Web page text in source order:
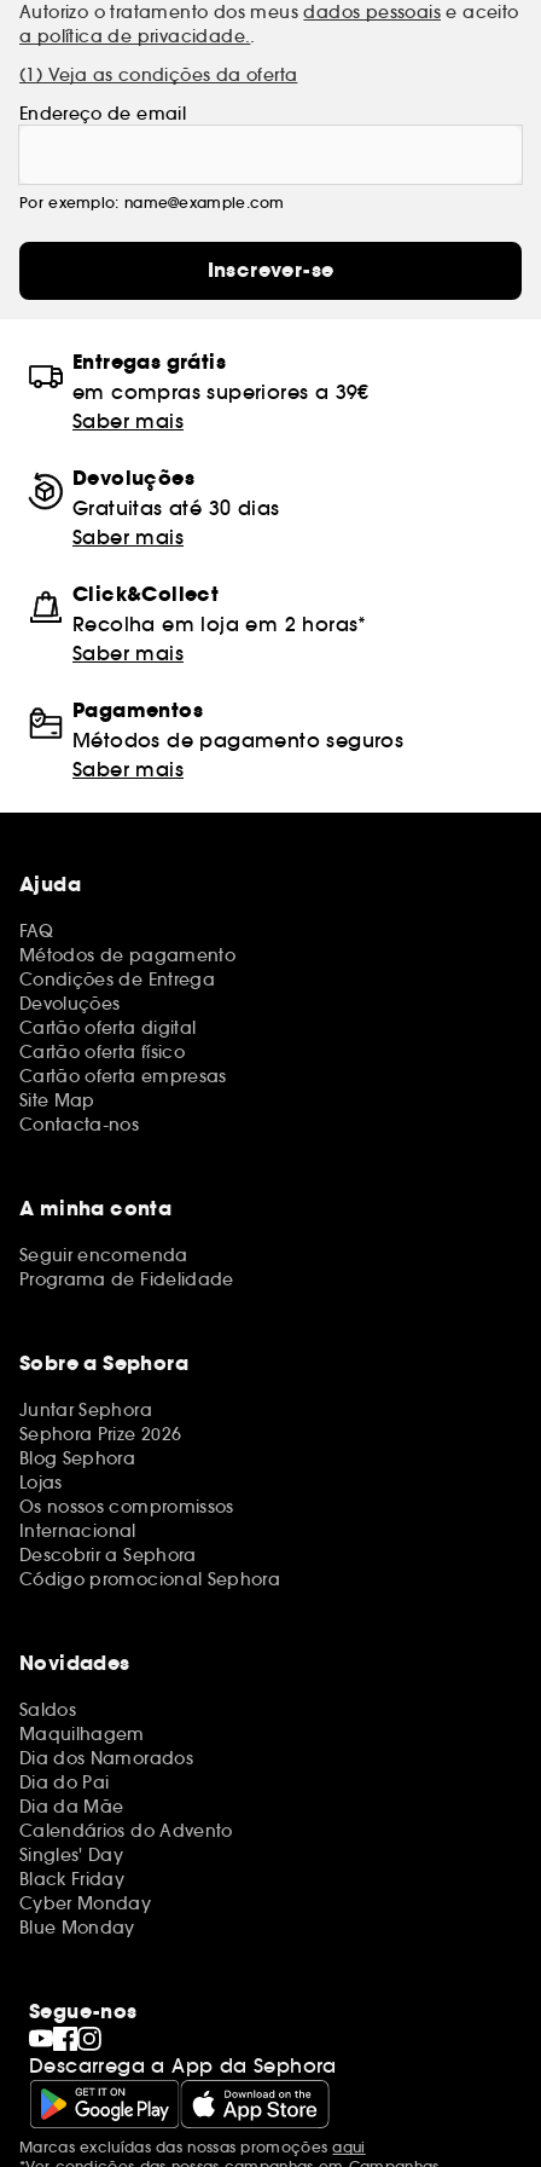
Autorizo o tratamento dos meusdados pessoais e aceito
a política de privacidade..
(1) Veja as condições da oferta
Endereço de email
Por exemplo: name@example.com
Inscrever-se
Entregas grátis
em compras superiores a 39€
Saber mais
Devoluções
Gratuitas até 30 dias
Saber mais
Click&Collect
Recolha em loja em 2 horas*
Saber mais
Pagamentos
Métodos de pagamento seguros
Saber mais
Ajuda
FAQ
Métodos de pagamento
Condições de Entrega
Devoluções
Cartão oferta digital
Cartão oferta físico
Cartão oferta empresas
Site Map
Contacta-nos
A minha conta
Seguir encomenda
Programa de Fidelidade
Sobre a Sephora
Juntar Sephora
Sephora Prize 2026
Blog Sephora
Lojas
Os nossos compromissos
Internacional
Descobrir a Sephora
Código promocional Sephora
Novidades
Saldos
Maquilhagem
Dia dos Namorados
Dia do Pai
Dia da Mãe
Calendários do Advento
Singles' Day
Black Friday
Cyber Monday
Blue Monday
Segue-nos
Descarrega a App da Sephora
Menções adicionais
Marcas excluídas das nossas promoçõesaqui